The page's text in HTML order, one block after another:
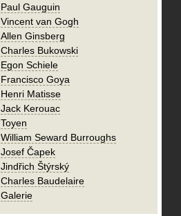
Paul Gauguin
Vincent van Gogh
Allen Ginsberg
Charles Bukowski
Egon Schiele
Francisco Goya
Henri Matisse
Jack Kerouac
Toyen
William Seward Burroughs
Josef Čapek
Jindřich Štýrský
Charles Baudelaire
Galerie